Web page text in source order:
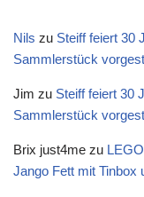
Nils zu Steiff feiert 30
Sammlerstück
Jim zu Steiff feiert 30
Sammlerstück
Brix just4me zu
Jango Fett mit Tinbox